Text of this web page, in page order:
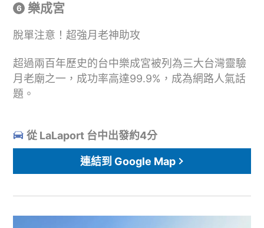
樂成宮
脫單注意！超強月老神助攻
超過兩百年歷史的台中樂成宮被列為三大台灣靈驗
月老廟之一，成功率高達99.9%，成為網路人氣話
題。
從 LaLaport 台中出發約4分
連結到 Google Map